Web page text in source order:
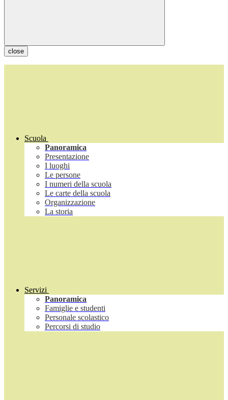
close
Scuola
Panoramica
Presentazione
I luoghi
Le persone
I numeri della scuola
Le carte della scuola
Organizzazione
La storia
Servizi
Panoramica
Famiglie e studenti
Personale scolastico
Percorsi di studio